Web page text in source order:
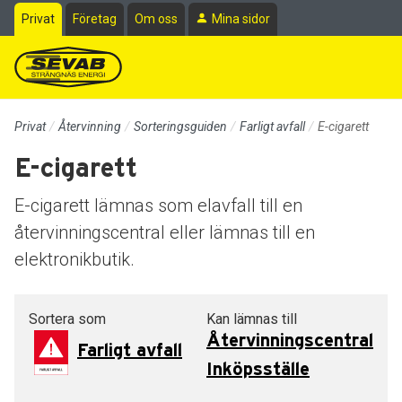
Till sidans huvudinnehåll
Privat Företag Om oss Mina sidor
Privat Återvinning Sorteringsguiden Farligt avfall E-cigarett
E-cigarett
E-cigarett lämnas som elavfall till en
återvinningscentral eller lämnas till en
elektronikbutik.
Sortera som
Farligt avfall
Kan lämnas till
Återvinningscentral
Inköpsställe